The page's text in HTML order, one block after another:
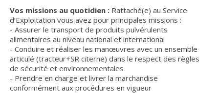
Vos missions au quotidien : Rattaché(e) au Service
d’Exploitation vous avez pour principales missions :
- Assurer le transport de produits pulvérulents
alimentaires au niveau national et international
- Conduire et réaliser les manœuvres avec un ensemble
articulé (tracteur+SR citerne) dans le respect des règles
de sécurité et environnementales
- Prendre en charge et livrer la marchandise
conformément aux procédures en vigueur